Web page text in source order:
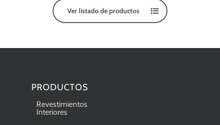
Ver listado de productos
PRODUCTOS
Revestimientos
Interiores